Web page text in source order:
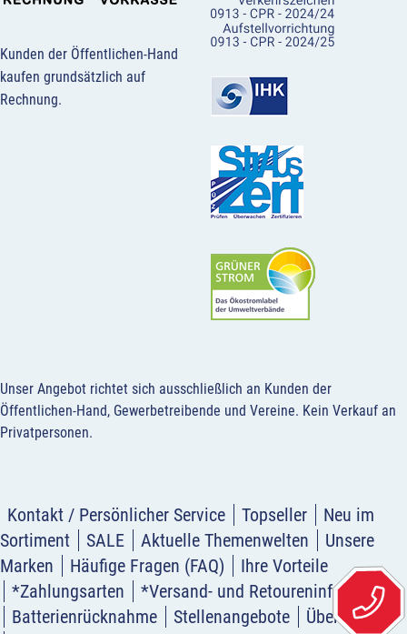
Kunden der Öffentlichen-Hand
kaufen grundsätzlich auf
Rechnung.
Unser Angebot richtet sich ausschließlich an Kunden der
Öffentlichen-Hand, Gewerbetreibende und Vereine. Kein Verkauf an
Privatpersonen.
Kontakt / Persönlicher Service Topseller
Neu im
Sortiment
SALE Aktuelle Themenwelten
Unsere
Marken
Häufige Fragen (FAQ)
Ihre Vorteile
*Zahlungsarten
*Versand- und Retoureninformation
Batterienrücknahme
Stellenangebote
Über uns